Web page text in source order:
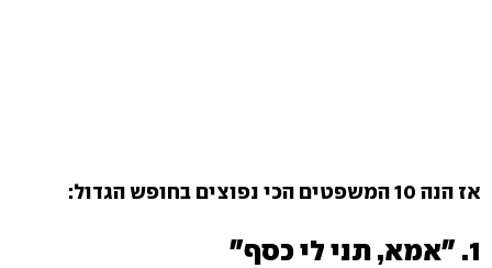
אז הנה 10 המשפטים הכי נפוצים בחופש הגדול:
1. "אמא, תני לי כסף"